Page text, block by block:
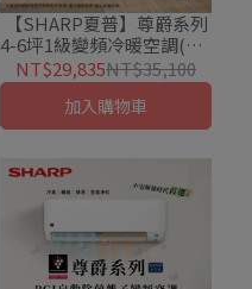
【SHARP夏普】尊爵系列
4-6坪1級變頻冷暖空調(AY-
28DAMH-W/AE-28DAMH)
NT$29,835NT$35,100
加入購物車